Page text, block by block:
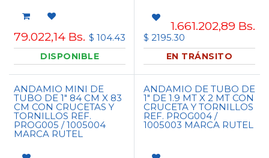
79.022,14 Bs. $ 104.43
DISPONIBLE
1.661.202,89 Bs.
$ 2195.30
EN TRÁNSITO
ANDAMIO MINI DE
TUBO DE 1" 84 CM X 83
CM CON CRUCETAS Y
TORNILLOS REF.
PROG005 / 1005004
MARCA RUTEL
ANDAMIO DE TUBO DE
1" DE 1.9 MT X 2 MT CON
CRUCETA Y TORNILLOS
REF. PROG004 /
1005003 MARCA RUTEL